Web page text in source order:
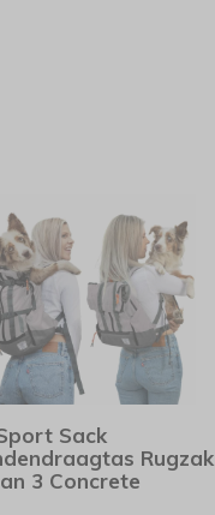
Sack
Rugzak
3 Concrete